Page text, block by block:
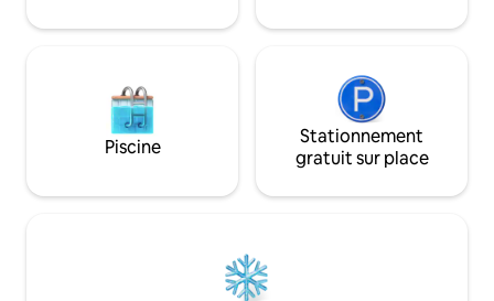
Piscine
Stationnement
gratuit sur place